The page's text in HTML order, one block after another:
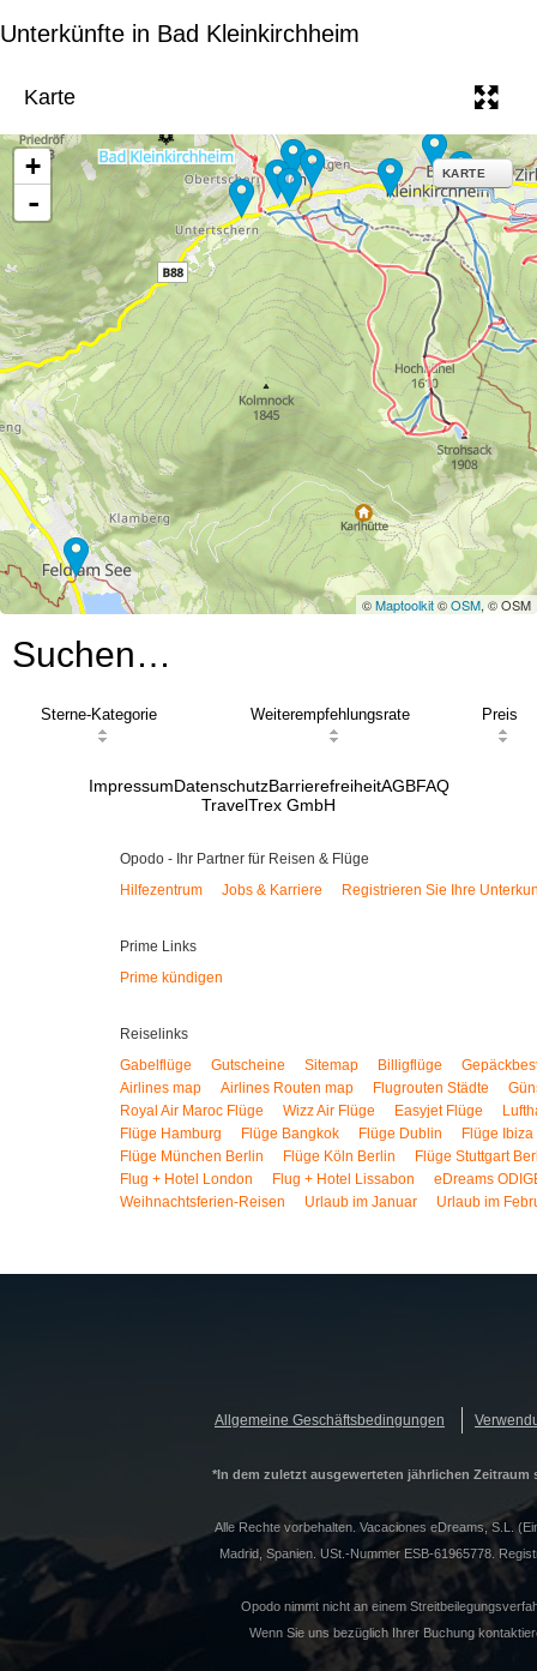
Unterkünfte in Bad Kleinkirchheim
Karte
+
-
KARTE
©Maptoolkit©OSM, © OSM
Suchen…
Sterne-Kategorie Weiterempfehlungsrate Preis
ImpressumDatenschutzBarrierefreiheitAGBFAQ
TravelTrex GmbH